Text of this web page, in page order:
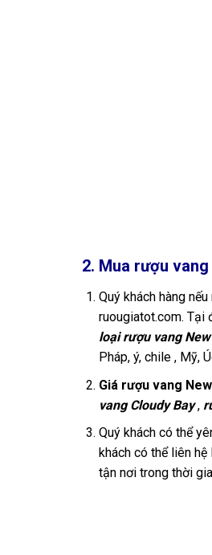
2. Mua rượu
Quý khách hàng
ruougiatot.com. Tại
loại rượu vang
Pháp, ý, chile , Mỹ,
Giá rượu vang
vang Cloudy Bay,
Quý khách có thể
khách có thể liên
tận nơi trong thời